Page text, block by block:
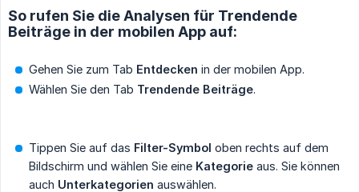
So rufen Sie die Analysen für Trendende
Beiträge in der mobilen App auf:
Gehen Sie zum Tab Entdecken in der mobilen App.
Wählen Sie den Tab Trendende Beiträge.
Tippen Sie auf das Filter-Symbol oben rechts auf dem
Bildschirm und wählen Sie eine Kategorie aus. Sie können
auch Unterkategorien auswählen.